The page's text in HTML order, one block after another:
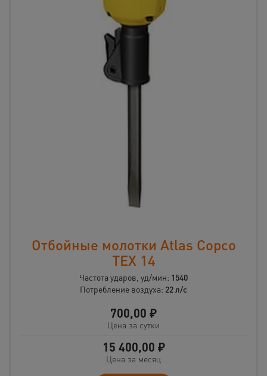
Отбойные молотки Atlas Copco
TEX 14
Частота ударов, уд/мин: 1540
Потребление воздуха: 22 л/с
700,00 ₽
Цена за сутки
15 400,00 ₽
Цена за месяц